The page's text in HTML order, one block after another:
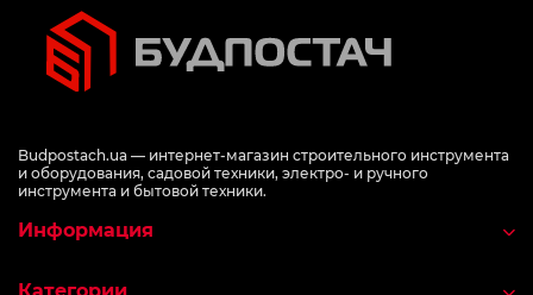
Budpostach.ua — интернет-магазин строительного инструмента
и оборудования, садовой техники, электро- и ручного
инструмента и бытовой техники.
Информация